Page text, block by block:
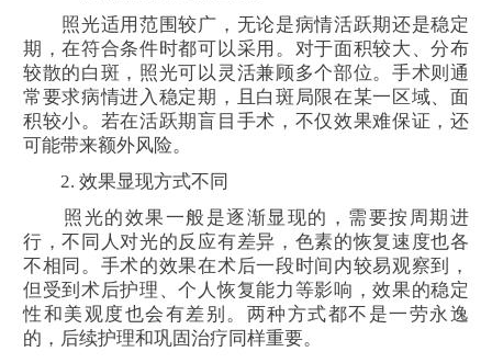
照光适用范围较广，无论是病情活跃期还是稳定
期，在符合条件时都可以采用。对于面积较大、分布
较散的白斑，照光可以灵活兼顾多个部位。手术则通
常要求病情进入稳定期，且白斑局限在某一区域、面
积较小。若在活跃期盲目手术，不仅效果难保证，还
可能带来额外风险。
2. 效果显现方式不同
照光的效果一般是逐渐显现的，需要按周期进
行，不同人对光的反应有差异，色素的恢复速度也各
不相同。手术的效果在术后一段时间内较易观察到，
但受到术后护理、个人恢复能力等影响，效果的稳定
性和美观度也会有差别。两种方式都不是一劳永逸
的，后续护理和巩固治疗同样重要。